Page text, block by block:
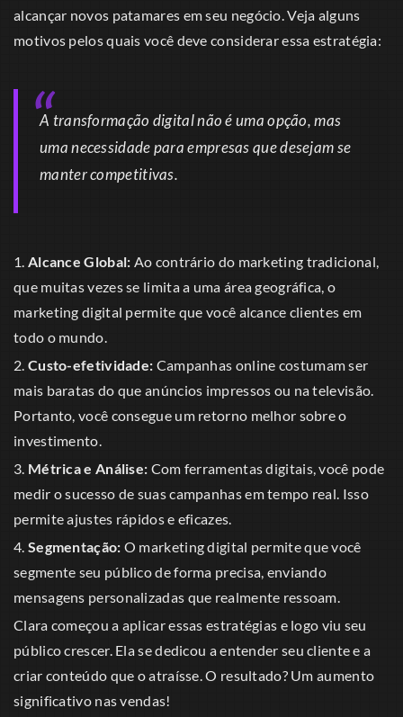
alcançar novos patamares em seu negócio. Veja alguns
motivos pelos quais você deve considerar essa estratégia:
A transformação digital não é uma opção, mas
uma necessidade para empresas que desejam se
manter competitivas.
1. Alcance Global: Ao contrário do marketing tradicional,
que muitas vezes se limita a uma área geográfica, o
marketing digital permite que você alcance clientes em
todo o mundo.
2. Custo-efetividade: Campanhas online costumam ser
mais baratas do que anúncios impressos ou na televisão.
Portanto, você consegue um retorno melhor sobre o
investimento.
3. Métrica e Análise: Com ferramentas digitais, você pode
medir o sucesso de suas campanhas em tempo real. Isso
permite ajustes rápidos e eficazes.
4. Segmentação: O marketing digital permite que você
segmente seu público de forma precisa, enviando
mensagens personalizadas que realmente ressoam.
Clara começou a aplicar essas estratégias e logo viu seu
público crescer. Ela se dedicou a entender seu cliente e a
criar conteúdo que o atraísse. O resultado? Um aumento
significativo nas vendas!